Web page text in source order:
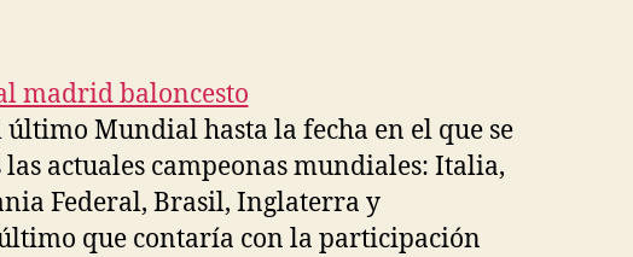
último Mundial hasta la fecha en el que se
actuales campeonas mundiales: Italia,
Federal, Brasil, Inglaterra y
que contaría con la participación